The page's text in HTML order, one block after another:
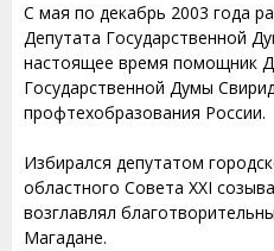
С мая по декабрь 2003 года
Депутата Государственной
настоящее время помощник
Государственной Думы
профтехобразования России.
Избирался депутатом
областного Совета XXI
возглавлял
Магадане.